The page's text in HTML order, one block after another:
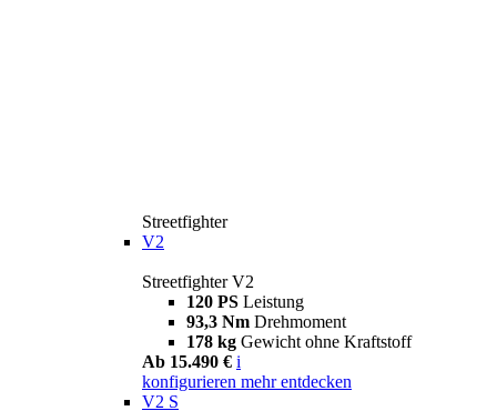
Streetfighter
V2
Streetfighter V2
120 PS Leistung
93,3 Nm Drehmoment
178 kg Gewicht ohne Kraftstoff
Ab 15.490 € i
konfigurieren mehr entdecken
V2 S